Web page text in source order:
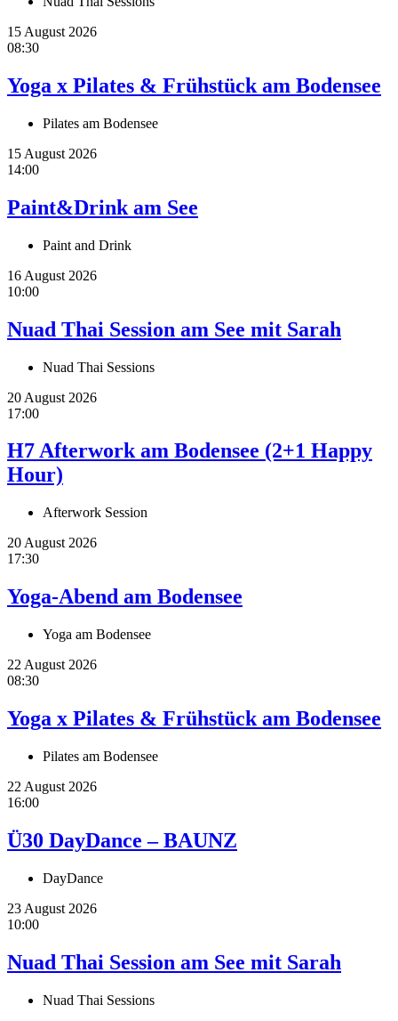
15 August 2026
08:30
Yoga x Pilates & Frühstück am Bodensee
Pilates am Bodensee
15 August 2026
14:00
Paint&Drink am See
Paint and Drink
16 August 2026
10:00
Nuad Thai Session am See mit Sarah
Nuad Thai Sessions
20 August 2026
17:00
H7 Afterwork am Bodensee (2+1 Happy
Hour)
Afterwork Session
20 August 2026
17:30
Yoga-Abend am Bodensee
Yoga am Bodensee
22 August 2026
08:30
Yoga x Pilates & Frühstück am Bodensee
Pilates am Bodensee
22 August 2026
16:00
Ü30 DayDance – BAUNZ
DayDance
23 August 2026
10:00
Nuad Thai Session am See mit Sarah
Nuad Thai Sessions